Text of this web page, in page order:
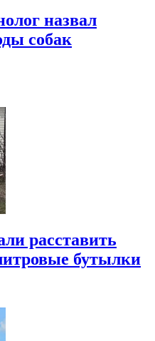
назвал
собак
расставить
бутылки